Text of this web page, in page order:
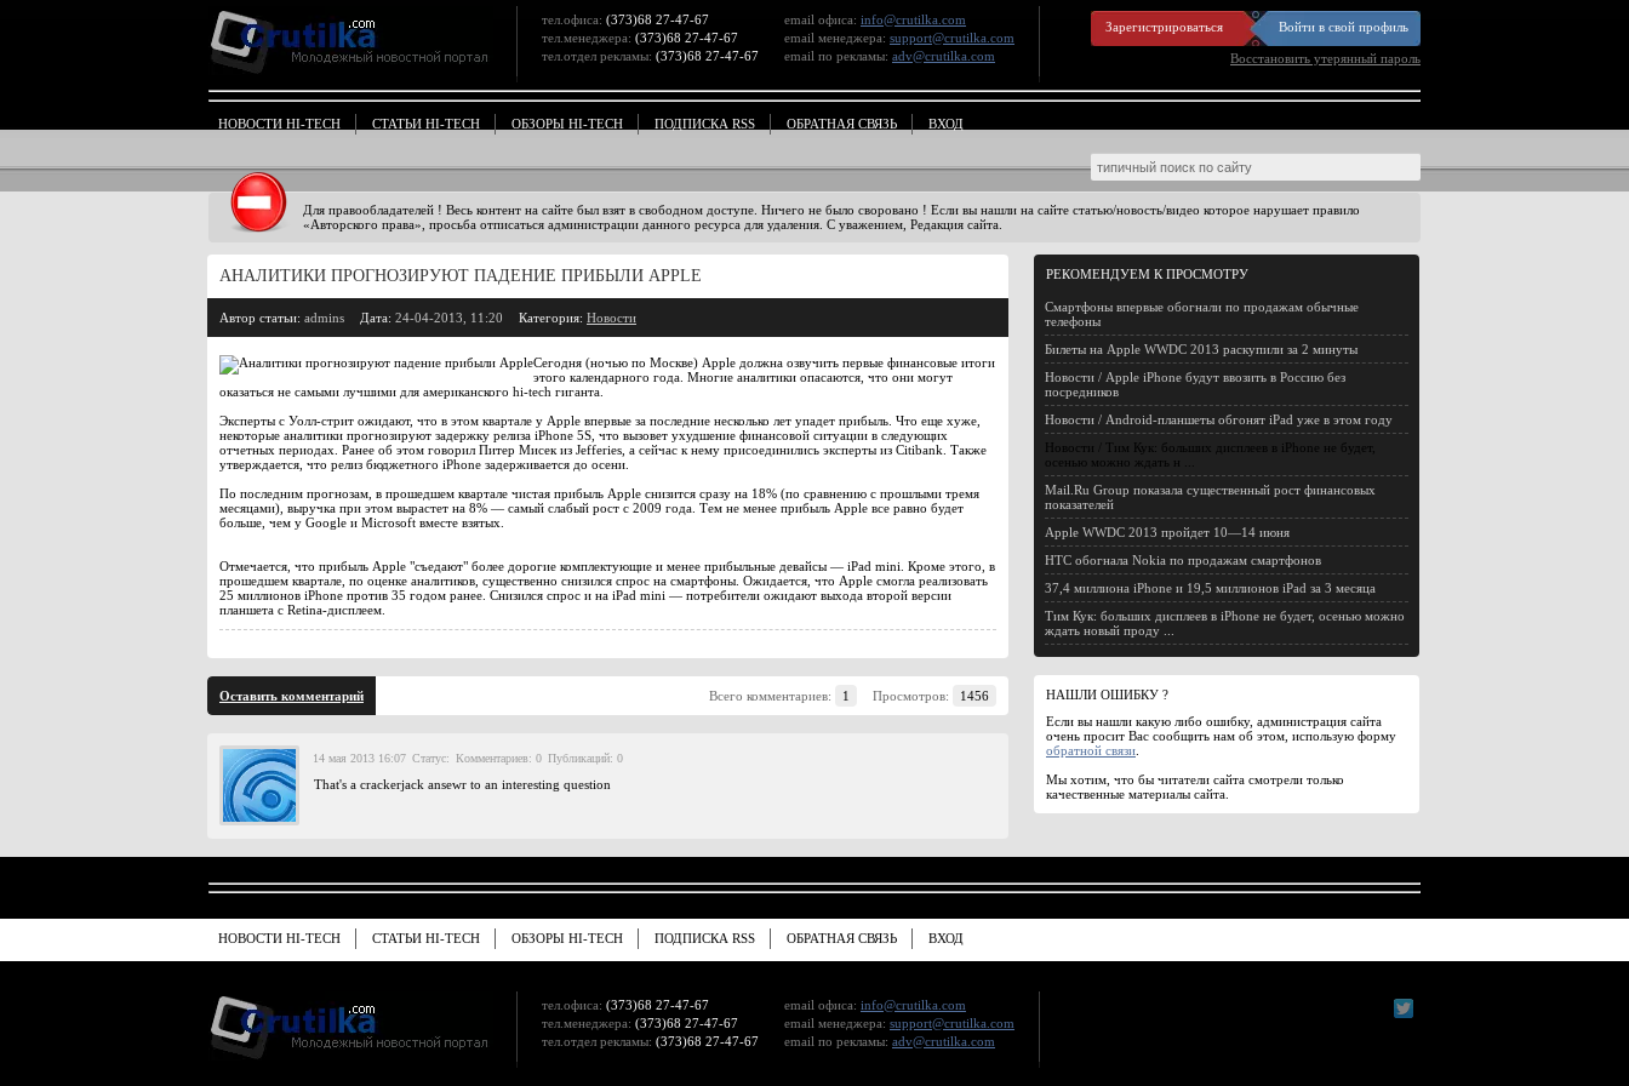
тел.офиса: (373)68 27-47-67
тел.менеджера: (373)68 27-47-67
тел.отдел рекламы: (373)68 27-47-67
email офиса: info@crutilka.com
email менеджера: support@crutilka.com
email по рекламы: adv@crutilka.com
Зарегистрироваться Войти в свой профиль
Восстановить утерянный пароль
НОВОСТИ HI-TECH СТАТЬИ HI-TECH ОБЗОРЫ HI-TECH ПОДПИСКА RSS ОБРАТНАЯ СВЯЗЬ ВХОД
Для правообладателей ! Весь контент на сайте был взят в свободном доступе. Ничего не было своровано ! Если вы нашли на сайте статью/новость/видео которое нарушает правило
«Авторского права», просьба отписаться администрации данного ресурса для удаления. С уважением, Редакция сайта.
АНАЛИТИКИ ПРОГНОЗИРУЮТ ПАДЕНИЕ ПРИБЫЛИ APPLE
Автор статьи: admins Дата: 24-04-2013, 11:20 Категория: Новости
Сегодня (ночью по Москве) Apple должна озвучить первые финансовые итоги
этого календарного года. Многие аналитики опасаются, что они могут
оказаться не самыми лучшими для американского hi-tech гиганта.
Эксперты с Уолл-стрит ожидают, что в этом квартале у Apple впервые за последние несколько лет упадет прибыль. Что еще хуже,
некоторые аналитики прогнозируют задержку релиза iPhone 5S, что вызовет ухудшение финансовой ситуации в следующих
отчетных периодах. Ранее об этом говорил Питер Мисек из Jefferies, а сейчас к нему присоединились эксперты из Citibank. Также
утверждается, что релиз бюджетного iPhone задерживается до осени.
По последним прогнозам, в прошедшем квартале чистая прибыль Apple снизится сразу на 18% (по сравнению с прошлыми тремя
месяцами), выручка при этом вырастет на 8% — самый слабый рост с 2009 года. Тем не менее прибыль Apple все равно будет
больше, чем у Google и Microsoft вместе взятых.
Отмечается, что прибыль Apple "съедают" более дорогие комплектующие и менее прибыльные девайсы — iPad mini. Кроме этого, в
прошедшем квартале, по оценке аналитиков, существенно снизился спрос на смартфоны. Ожидается, что Apple смогла реализовать
25 миллионов iPhone против 35 годом ранее. Снизился спрос и на iPad mini — потребители ожидают выхода второй версии
планшета с Retina-дисплеем.
Оставить комментарий Всего комментариев: 1 Просмотров: 1456
14 мая 2013 16:07 Статус: Комментариев: 0 Публикаций: 0
That's a crackerjack ansewr to an interesting question
РЕКОМЕНДУЕМ К ПРОСМОТРУ
Смартфоны впервые обогнали по продажам обычные
телефоны
Билеты на Apple WWDC 2013 раскупили за 2 минуты
Новости / Apple iPhone будут ввозить в Россию без
посредников
Новости / Android-планшеты обгонят iPad уже в этом году
Новости / Тим Кук: больших дисплеев в iPhone не будет,
осенью можно ждать н ...
Mail.Ru Group показала существенный рост финансовых
показателей
Apple WWDC 2013 пройдет 10—14 июня
HTC обогнала Nokia по продажам смартфонов
37,4 миллиона iPhone и 19,5 миллионов iPad за 3 месяца
Тим Кук: больших дисплеев в iPhone не будет, осенью можно
ждать новый проду ...
НАШЛИ ОШИБКУ ?
Если вы нашли какую либо ошибку, администрация сайта
очень просит Вас сообщить нам об этом, использую форму
обратной связи
Мы хотим, что бы читатели сайта смотрели только
качественные материалы сайта.
НОВОСТИ HI-TECH СТАТЬИ HI-TECH ОБЗОРЫ HI-TECH ПОДПИСКА RSS ОБРАТНАЯ СВЯЗЬ ВХОД
тел.офиса: (373)68 27-47-67
тел.менеджера: (373)68 27-47-67
тел.отдел рекламы: (373)68 27-47-67
email офиса: info@crutilka.com
email менеджера: support@crutilka.com
email по рекламы: adv@crutilka.com